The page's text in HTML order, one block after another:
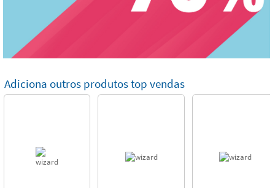
Adiciona outros produtos top vendas